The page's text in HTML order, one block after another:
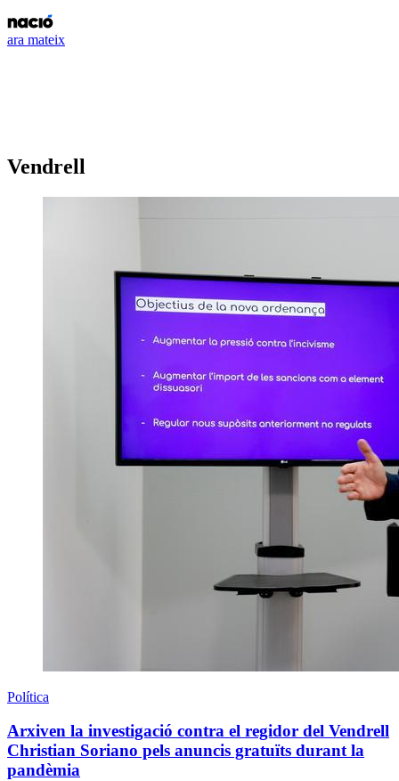
ara mateix
Vendrell
Política
Arxiven la investigació contra el regidor del Vendrell
Christian Soriano pels anuncis gratuïts durant la
pandèmia